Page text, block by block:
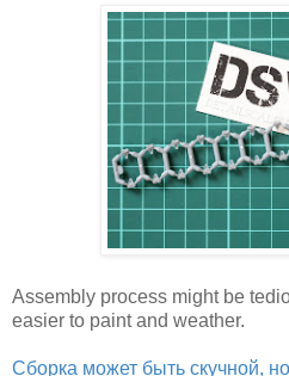
Assembly process might be
easier to paint and weather.
Сборка может быть скучной,